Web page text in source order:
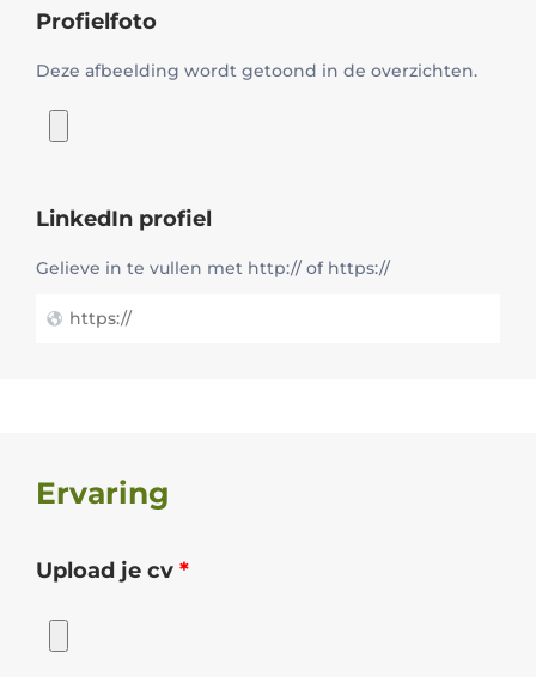
Profielfoto
Deze afbeelding wordt getoond in de overzichten.
LinkedIn profiel
Gelieve in te vullen met http:// of https://
Ervaring
Upload je cv *